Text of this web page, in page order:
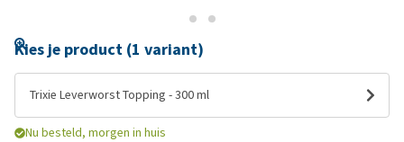
Kies je product (1 variant)
Trixie Leverworst Topping - 300 ml
Nu besteld, morgen in huis